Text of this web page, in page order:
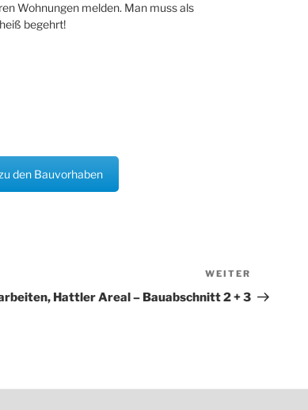
Wohnungen melden. Man muss als
begehrt!
den Bauvorhaben
Beitrag
WEITER
Hattler Areal – Bauabschnitt 2 + 3